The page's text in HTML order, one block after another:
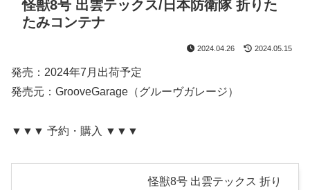
怪獣8号 出雲テックス/日本防衛隊 折りた
たみコンテナ
2024.04.26 2024.05.15
発売：2024年7月出荷予定
発売元：GrooveGarage（グルーヴガレージ）
▼▼▼ 予約・購入 ▼▼▼
怪獣8号 出雲テックス 折り